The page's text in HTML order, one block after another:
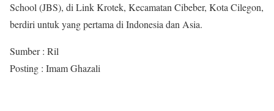
School (JBS), di Link Krotek, Kecamatan Cibeber, Kota Cilegon,
berdiri untuk yang pertama di Indonesia dan Asia.
Sumber : Ril
Posting : Imam Ghazali